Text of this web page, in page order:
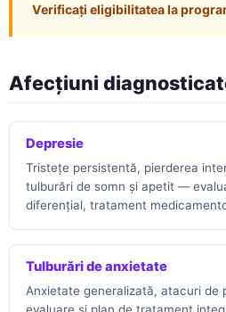
Verificați eligibilitatea la
Afecțiuni
Depresie
Tristețe persistentă, pierderea
tulburări de somn și apetit —
diferențial, tratament
Tulburări de anxietate
Anxietate generalizată, atacuri de
evaluare și plan de tratament